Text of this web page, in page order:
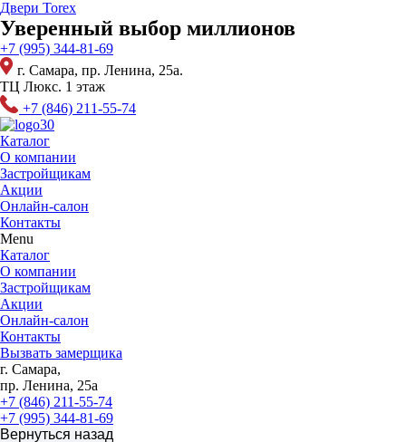
Перейти
к
содержимому
Двери Torex
Уверенный выбор миллионов
+7 (995) 344-81-69
г. Самара, пр. Ленина, 25а.
ТЦ Люкс. 1 этаж
+7 (846) 211-55-74
Каталог
О компании
Застройщикам
Акции
Онлайн-салон
Контакты
Menu
Каталог
О компании
Застройщикам
Акции
Онлайн-салон
Контакты
Вызвать замерщика
г. Самара,
пр. Ленина, 25а
+7 (846) 211-55-74
+7 (995) 344-81-69